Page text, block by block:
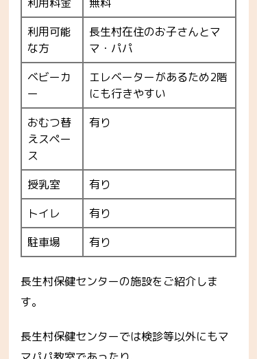
利用可能
な方
長生村在住のお子さんとマ
マ・パパ
ベビーカ
ー
エレベーターがあるため2階
にも行きやすい
おむつ替
えスペー
ス
有り
授乳室
有り
トイレ
有り
駐車場
有り
長生村保健センターの施設をご紹介しま
す。
長生村保健センターでは検診等以外にもマ